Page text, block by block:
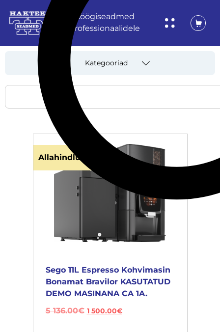
Köögiseadmed
professionaalidele
Kategooriad
Allahindlus!
Sego 11L Espresso Kohvimasin
Bonamat Bravilor KASUTATUD
DEMO MASINANA CA 1A.
5 136.00€ 1 500.00€